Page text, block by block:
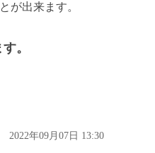
が出来ます。
。
2022年09月07日 13:30